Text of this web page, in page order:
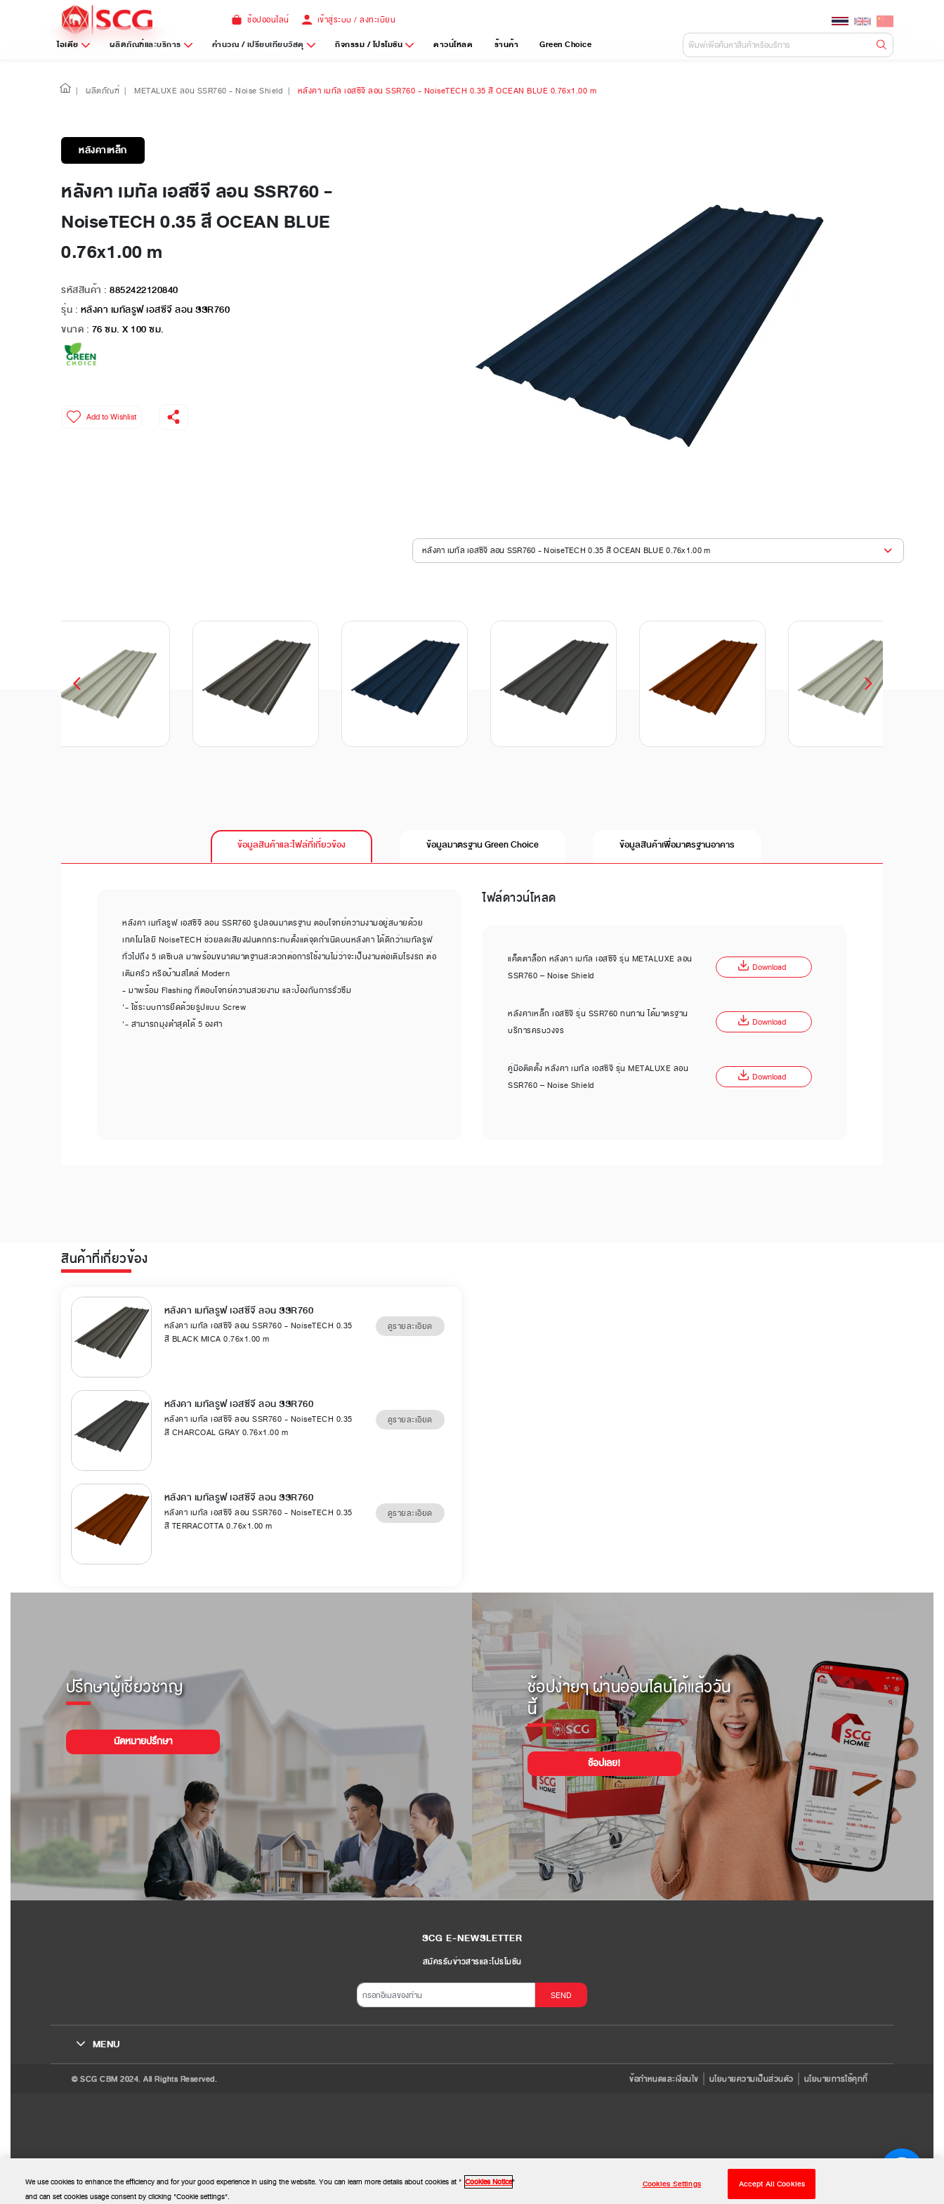
ช้อปออนไลน์ เข้าสู่ระบบ / ลงทะเบียน
ไอเดีย ผลิตภัณฑ์และบริการ คำนวณ / เปรียบเทียบวัสดุ กิจกรรม / โปรโมชัน ดาวน์โหลด ร้านค้า Green Choice
| ผลิตภัณฑ์ | METALUXE ลอน SSR760 - Noise Shield | หลังคา เมทัล เอสซีจี ลอน SSR760 - NoiseTECH 0.35 สี OCEAN BLUE 0.76x1.00 m
หลังคาเหล็ก
หลังคา เมทัล เอสซีจี ลอน SSR760 -
NoiseTECH 0.35 สี OCEAN BLUE
0.76x1.00 m
รหัสสินค้า : 8852422120840
รุ่น : หลังคา เมทัลรูฟ เอสซีจี ลอน SSR760
ขนาด : 76 ซม. X 100 ซม.
Add to Wishlist
หลังคา เมทัล เอสซีจี ลอน SSR760 - NoiseTECH 0.35 สี OCEAN BLUE 0.76x1.00 m
ข้อมูลสินค้าและไฟล์ที่เกี่ยวข้อง ข้อมูลมาตรฐาน Green Choice ข้อมูลสินค้าเพื่อมาตรฐานอาคาร
หลังคา เมทัลรูฟ เอสซีจี ลอน SSR760 รูปลอนมาตรฐาน ตอบโจทย์ความงามอยู่สบายด้วย
เทคโนโลยี NoiseTECH ช่วยลดเสียงฝนตกกระทบตั้งแต่จุดกำเนิดบนหลังคา ได้ดีกว่าเมทัลรูฟ
ทั่วไปถึง 5 เดซิเบล มาพร้อมขนาดมาตฐานสะดวกต่อการใช้งานไม่ว่าจะเป็นงานต่อเติมโรงรถ ต่อ
เติมครัว หรือบ้านสไตล์ Modern
- มาพร้อม Flashing ที่ตอบโจทย์ความสวยงาม และป้องกันการรั่วซึม
'- ใช้ระบบการยึดด้วยรูปแบบ Screw
'- สามารถมุงต่ำสุดได้ 5 องศา
ไฟล์ดาวน์โหลด
แค็ตตาล็อก หลังคา เมทัล เอสซีจี รุ่น METALUXE ลอน
SSR760 – Noise Shield
Download
หลังคาเหล็ก เอสซีจี รุ่น SSR760 ทนทาน ได้มาตรฐาน
บริการครบวงจร
Download
คู่มือติดตั้ง หลังคา เมทัล เอสซีจี รุ่น METALUXE ลอน
SSR760 – Noise Shield
Download
สินค้าที่เกี่ยวข้อง
หลังคา เมทัลรูฟ เอสซีจี ลอน SSR760
หลังคา เมทัล เอสซีจี ลอน SSR760 - NoiseTECH 0.35
สี BLACK MICA 0.76x1.00 m
ดูรายละเอียด
หลังคา เมทัลรูฟ เอสซีจี ลอน SSR760
หลังคา เมทัล เอสซีจี ลอน SSR760 - NoiseTECH 0.35
สี CHARCOAL GRAY 0.76x1.00 m
ดูรายละเอียด
หลังคา เมทัลรูฟ เอสซีจี ลอน SSR760
หลังคา เมทัล เอสซีจี ลอน SSR760 - NoiseTECH 0.35
สี TERRACOTTA 0.76x1.00 m
ดูรายละเอียด
ปรึกษาผู้เชี่ยวชาญ
นัดหมายปรึกษา
ช้อปง่ายๆ ผ่านออนไลน์ได้แล้ววัน
นี้
ช้อปเลย!
SCG E-NEWSLETTER
สมัครรับข่าวสารและโปรโมชัน
SEND
MENU
© SCG CBM 2024. All Rights Reserved. ข้อกำหนดและเงื่อนไข นโยบายความเป็นส่วนตัว นโยบายการใช้คุกกี้
We use cookies to enhance the efficiency and for your good experience in using the website. You can learn more details about cookies at " Cookies Notice"
and can set cookies usage consent by clicking "Cookie settings".
Cookies Settings Accept All Cookies